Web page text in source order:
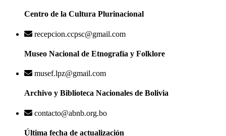
Centro de la Cultura Plurinacional
recepcion.ccpsc@gmail.com
Museo Nacional de Etnografía y Folklore
musef.lpz@gmail.com
Archivo y Biblioteca Nacionales de Bolivia
contacto@abnb.org.bo
Última fecha de actualización